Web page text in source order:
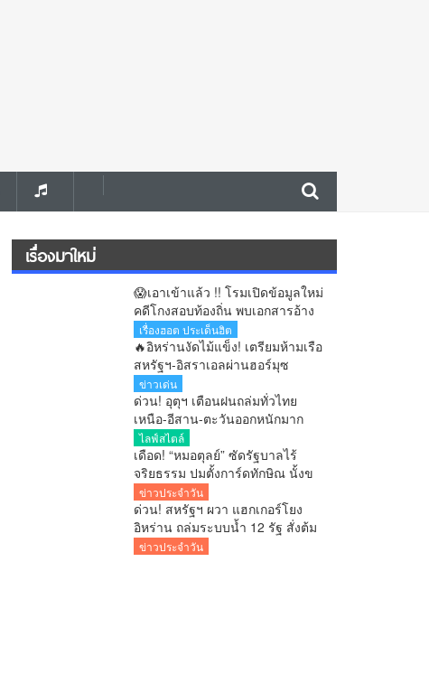
เรื่องมาใหม่
😱เอาเข้าแล้ว !! โรมเปิดข้อมูลใหม่
คดีโกงสอบท้องถิ่น พบเอกสารอ้าง
ชื่อ “อนุทิน” ตั้งแต่สมัยนั่งรองนา
ยกฯ
เรื่องฮอต ประเด็นฮิต
🔥อิหร่านงัดไม้แข็ง! เตรียมห้ามเรือ
สหรัฐฯ-อิสราเอลผ่านฮอร์มุซ
น้ำมันโลกพุ่งทันที
ข่าวเด่น
ด่วน! อุตุฯ เตือนฝนถล่มทั่วไทย
เหนือ-อีสาน-ตะวันออกหนักมาก
กทม.ฝน 70% ใต้คลื่นลมแรง
ไลฟ์สไตล์
เดือด! “หมอตุลย์” ซัดรัฐบาลไร้
จริยธรรม ปมตั้งการ์ดทักษิณ นั้งข
รก.ฝ C11 จี้สอบ ครม. ย้ำกระทบ
ระบบคุณธรรมทั้งประเทศ
ข่าวประจำวัน
ด่วน! สหรัฐฯ ผวา แฮกเกอร์โยง
อิหร่าน ถล่มระบบน้ำ 12 รัฐ สั่งต้ม
น้ำดื่ม ฉายภาพสงครามไซเบอร์
ข่าวประจำวัน